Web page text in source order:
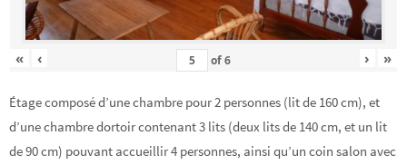
« ‹ of6 › »
Étage composé d’une chambre pour 2 personnes (lit de 160 cm), et
d’une chambre dortoir contenant 3 lits (deux lits de 140 cm, et un lit
de 90 cm) pouvant accueillir 4 personnes, ainsi qu’un coin salon avec